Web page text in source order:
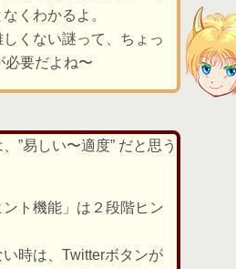
くわかるよ。
くない謎って、ちょっ
必要だよね〜
”易しい〜適度” だと思う
ト機能」は２段階ヒン
時は、Twitterボタンが